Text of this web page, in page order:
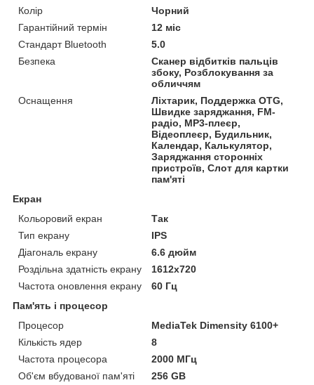
Колір
Чорний
Гарантійний термін
12 міс
Стандарт Bluetooth
5.0
Безпека
Сканер відбитків пальців
збоку, Розблокування за
обличчям
Оснащення
Ліхтарик, Поддержка OTG,
Швидке заряджання, FM-
радіо, MP3-плеєр,
Відеоплеєр, Будильник,
Календар, Калькулятор,
Заряджання сторонніх
пристроїв, Слот для картки
пам'яті
Екран
Кольоровий екран
Так
Тип екрану
IPS
Діагональ екрану
6.6 дюйм
Роздільна здатність екрану
1612х720
Частота оновлення екрану
60 Гц
Пам'ять і процесор
Процесор
MediaTek Dimensity 6100+
Кількість ядер
8
Частота процесора
2000 МГц
Об'єм вбудованої пам'яті
256 GB